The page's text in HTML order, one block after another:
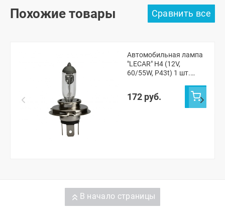
Похожие товары
Автомобильная лампа
"LECAR" H4 (12V,
60/55W, P43t) 1 шт.
172 руб.
В начало страницы